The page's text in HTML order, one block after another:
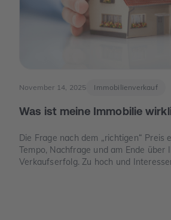
November 14, 2025 Immobilienverkauf
Was ist meine Immobilie
Die Frage nach dem „richtigen“ Preis
Tempo, Nachfrage und am Ende über
Verkaufserfolg. Zu hoch und